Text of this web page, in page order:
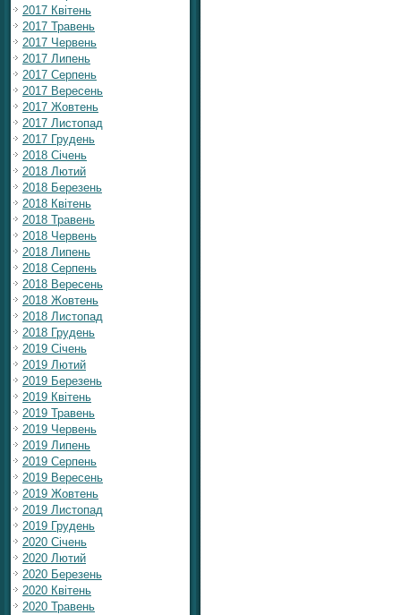
2017 Квітень
2017 Травень
2017 Червень
2017 Липень
2017 Серпень
2017 Вересень
2017 Жовтень
2017 Листопад
2017 Грудень
2018 Січень
2018 Лютий
2018 Березень
2018 Квітень
2018 Травень
2018 Червень
2018 Липень
2018 Серпень
2018 Вересень
2018 Жовтень
2018 Листопад
2018 Грудень
2019 Січень
2019 Лютий
2019 Березень
2019 Квітень
2019 Травень
2019 Червень
2019 Липень
2019 Серпень
2019 Вересень
2019 Жовтень
2019 Листопад
2019 Грудень
2020 Січень
2020 Лютий
2020 Березень
2020 Квітень
2020 Травень